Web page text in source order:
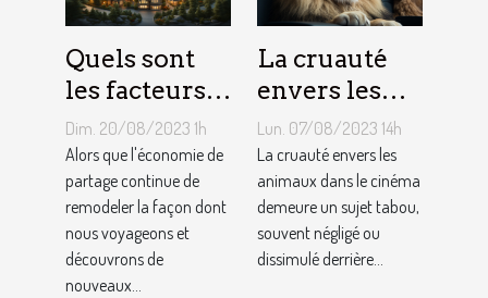
Quels sont
les facteurs
qui sous-
tendent la
tarification
des services
de
conciergerie
Dim. 20/08/2023 1h
Alors que l'économie de
partage continue de
remodeler la façon dont
nous voyageons et
découvrons de
nouveaux...
La cruauté
envers les
animaux
dans le
cinéma : un
sujet tabou
Lun. 07/08/2023 14h
La cruauté envers les
animaux dans le cinéma
demeure un sujet tabou,
souvent négligé ou
dissimulé derrière...